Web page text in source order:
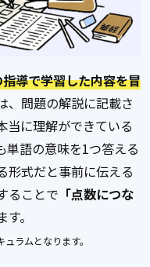
導で学習した内容を冒
、問題の解説に記載さ
当に理解ができている
単語の意味を1つ答える
形式だと事前に伝える
ることで 「点数につな
。
ラムとなります。